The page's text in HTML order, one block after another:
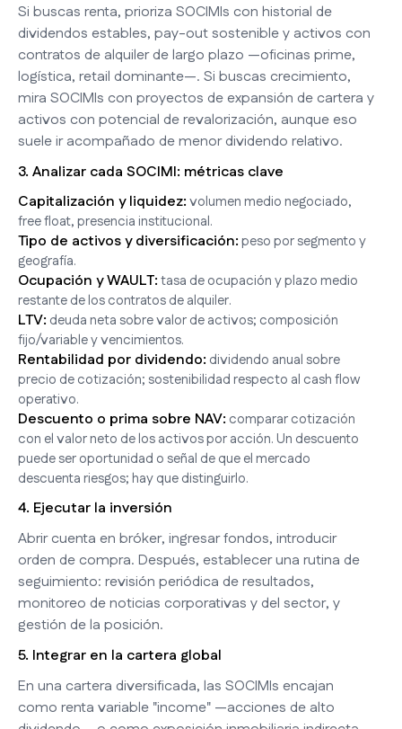
Si buscas renta, prioriza SOCIMIs con historial de
dividendos estables, pay-out sostenible y activos con
contratos de alquiler de largo plazo —oficinas prime,
logística, retail dominante—. Si buscas crecimiento,
mira SOCIMIs con proyectos de expansión de cartera y
activos con potencial de revalorización, aunque eso
suele ir acompañado de menor dividendo relativo.
3. Analizar cada SOCIMI: métricas clave
Capitalización y liquidez:volumen medio negociado,
free float, presencia institucional.
Tipo de activos y diversificación:peso por segmento y
geografía.
Ocupación y WAULT:tasa de ocupación y plazo medio
restante de los contratos de alquiler.
LTV: deuda neta sobre valor de activos; composición
fijo/variable y vencimientos.
Rentabilidad por dividendo: dividendo anual sobre
precio de cotización; sostenibilidad respecto al cash flow
operativo.
Descuento o prima sobre NAV: comparar cotización
con el valor neto de los activos por acción. Un descuento
puede ser oportunidad o señal de que el mercado
descuenta riesgos; hay que distinguirlo.
4. Ejecutar la inversión
Abrir cuenta en bróker, ingresar fondos, introducir
orden de compra. Después, establecer una rutina de
seguimiento: revisión periódica de resultados,
monitoreo de noticias corporativas y del sector, y
gestión de la posición.
5. Integrar en la cartera global
En una cartera diversificada, las SOCIMIs encajan
como renta variable "income" —acciones de alto